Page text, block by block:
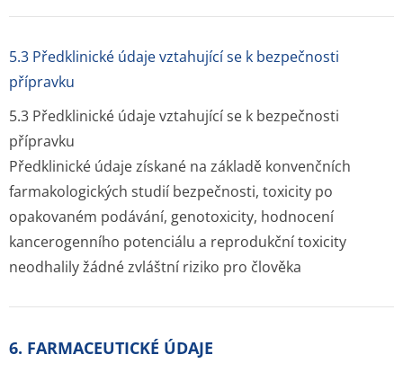
5.3 Předklinické údaje vztahující se k bezpečnosti
přípravku
5.3 Předklinické údaje vztahující se k bezpečnosti
přípravku
Předklinické údaje získané na základě konvenčních
farmakologických studií bezpečnosti, toxicity po
opakovaném podávání, genotoxicity, hodnocení
kancerogenního potenciálu a reprodukční toxicity
neodhalily žádné zvláštní riziko pro člověka
6. FARMACEUTICKÉ ÚDAJE